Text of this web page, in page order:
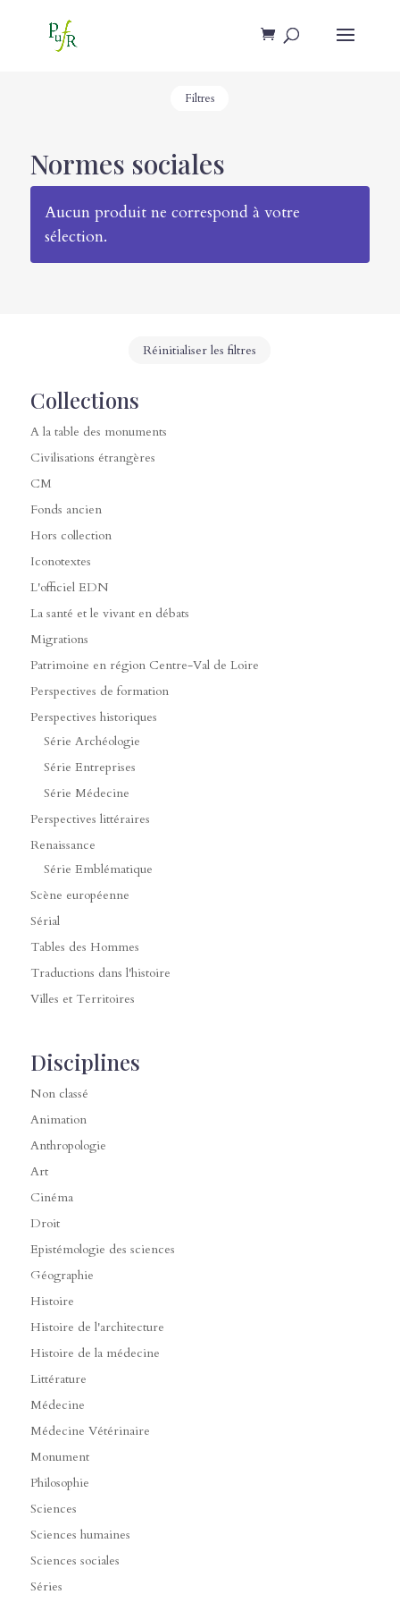
Filtres
Normes sociales
Aucun produit ne correspond à votre
sélection.
Réinitialiser les filtres
Collections
A la table des monuments
Civilisations étrangères
CM
Fonds ancien
Hors collection
Iconotextes
L'officiel EDN
La santé et le vivant en débats
Migrations
Patrimoine en région Centre-Val de Loire
Perspectives de formation
Perspectives historiques
Série Archéologie
Série Entreprises
Série Médecine
Perspectives littéraires
Renaissance
Série Emblématique
Scène européenne
Sérial
Tables des Hommes
Traductions dans l'histoire
Villes et Territoires
Disciplines
Non classé
Animation
Anthropologie
Art
Cinéma
Droit
Epistémologie des sciences
Géographie
Histoire
Histoire de l'architecture
Histoire de la médecine
Littérature
Médecine
Médecine Vétérinaire
Monument
Philosophie
Sciences
Sciences humaines
Sciences sociales
Séries